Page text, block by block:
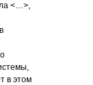
<…>,
в этом